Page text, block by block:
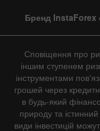
Бренд InstaForex
Сповіщення про
іншим ступенем
інструментами
грошей через
в будь-який
природу та
види інвестицій